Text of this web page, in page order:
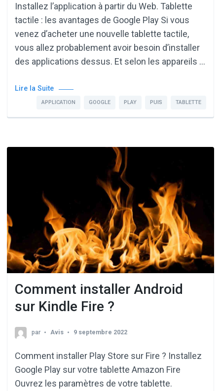
Installez l’application à partir du Web. Tablette
tactile : les avantages de Google Play Si vous
venez d’acheter une nouvelle tablette tactile,
vous allez probablement avoir besoin d’installer
des applications dessus. Et selon les appareils …
Lire la Suite
APPLICATION GOOGLE PLAY PUIS TABLETTE
Comment installer Android
sur Kindle Fire ?
par Avis 9 septembre 2022
Comment installer Play Store sur Fire ? Installez
Google Play sur votre tablette Amazon Fire
Ouvrez les paramètres de votre tablette.